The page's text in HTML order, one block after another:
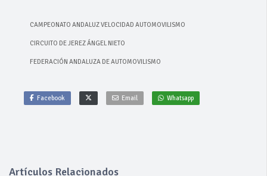
CAMPEONATO ANDALUZ VELOCIDAD AUTOMOVILISMO
CIRCUITO DE JEREZ ÁNGEL NIETO
FEDERACIÓN ANDALUZA DE AUTOMOVILISMO
Facebook Email Whatsapp
Artículos Relacionados